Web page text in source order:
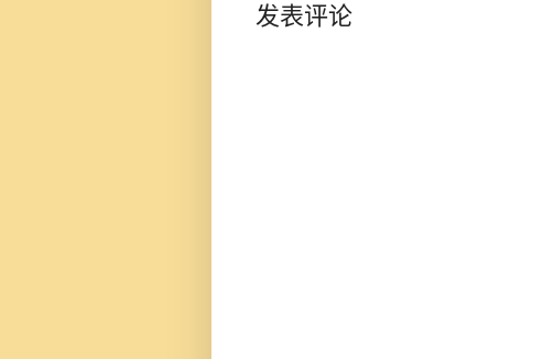
发表评论